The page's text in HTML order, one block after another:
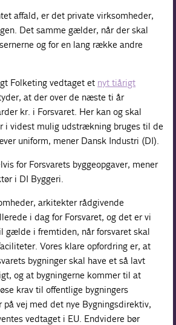
affald, er det private virksomheder,
Det samme gælder, når der skal
og for en lang række andre
Folketing vedtaget et nyt tiårigt
at der over de næste ti år
kr. i Forsvaret. Her kan og skal
i videst mulig udstrækning bruges til de
uniform, mener Dansk Industri (DI).
for Forsvarets byggeopgaver, mener
i DI Byggeri.
arkitekter rådgivende
i dag for Forsvaret, og det er vi
gælde i fremtiden, når forsvaret skal
Vores klare opfordring er, at
bygninger skal have et så lavt
og at bygningerne kommer til at
krav til offentlige bygningers
på vej med det nye Bygningsdirektiv,
vedtaget i EU. Endvidere bør